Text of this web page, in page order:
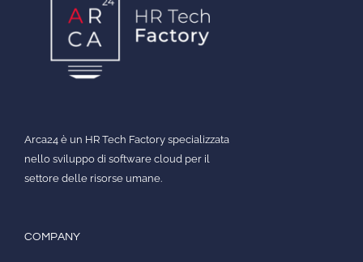
Arca24 è un HR Tech Factory specializzata
nello sviluppo di software cloud per il
settore delle risorse umane.
COMPANY